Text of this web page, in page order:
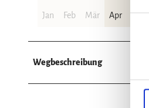
Jan Feb Mär Apr Mai
Wegbeschreibung